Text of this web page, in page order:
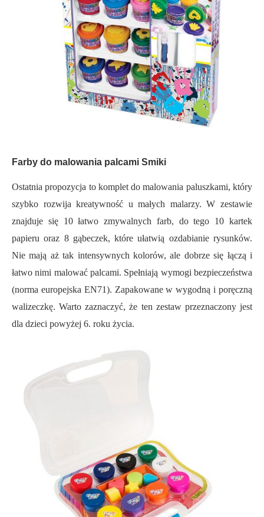
Farby do malowania palcami Smiki
Ostatnia propozycja to komplet do malowania paluszkami, który
szybko rozwija kreatywność u małych malarzy. W zestawie
znajduje się 10 łatwo zmywalnych farb, do tego 10 kartek
papieru oraz 8 gąbeczek, które ułatwią ozdabianie rysunków.
Nie mają aż tak intensywnych kolorów, ale dobrze się łączą i
łatwo nimi malować palcami. Spełniają wymogi bezpieczeństwa
(norma europejska EN71). Zapakowane w wygodną i poręczną
walizeczkę. Warto zaznaczyć, że ten zestaw przeznaczony jest
dla dzieci powyżej 6. roku życia.